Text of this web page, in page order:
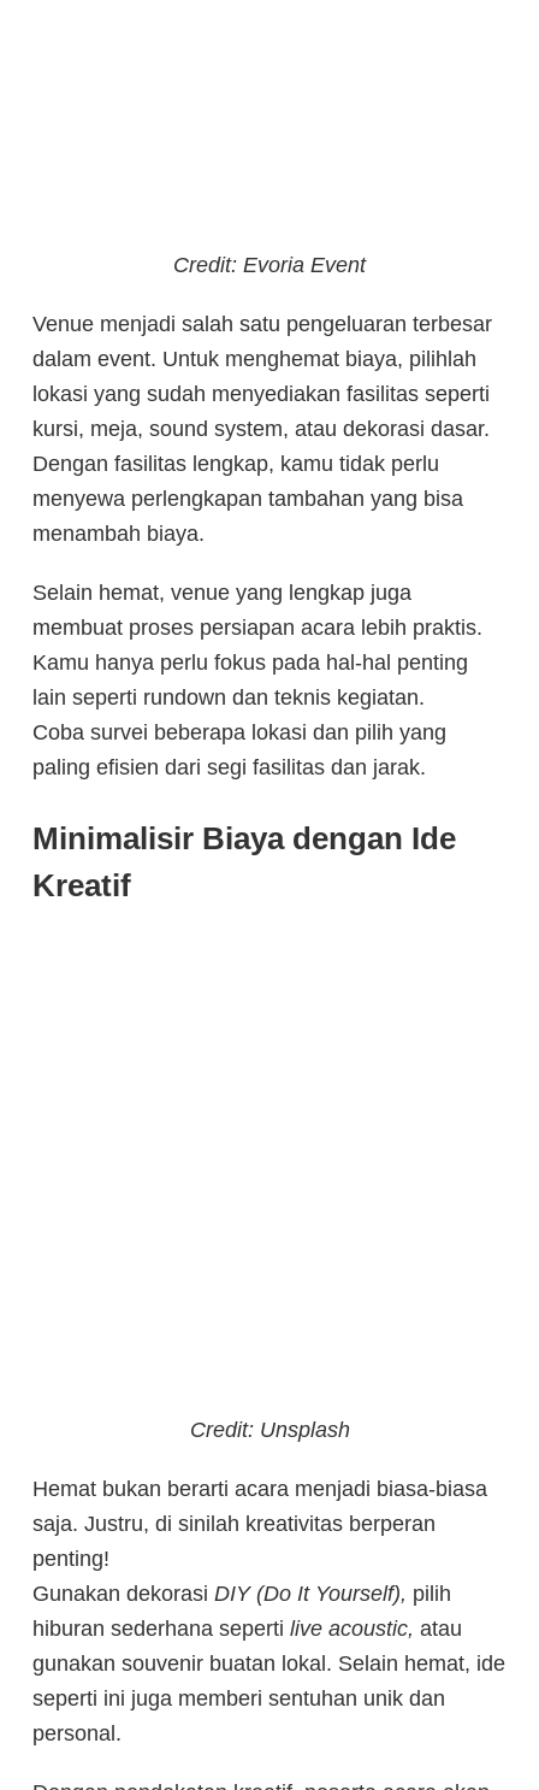
Credit: Evoria Event
Venue menjadi salah satu pengeluaran terbesar
dalam event. Untuk menghemat biaya, pilihlah
lokasi yang sudah menyediakan fasilitas seperti
kursi, meja, sound system, atau dekorasi dasar.
Dengan fasilitas lengkap, kamu tidak perlu
menyewa perlengkapan tambahan yang bisa
menambah biaya.
Selain hemat, venue yang lengkap juga
membuat proses persiapan acara lebih praktis.
Kamu hanya perlu fokus pada hal-hal penting
lain seperti rundown dan teknis kegiatan.
Coba survei beberapa lokasi dan pilih yang
paling efisien dari segi fasilitas dan jarak.
Minimalisir Biaya dengan Ide
Kreatif
Credit: Unsplash
Hemat bukan berarti acara menjadi biasa-biasa
saja. Justru, di sinilah kreativitas berperan
penting!
Gunakan dekorasi DIY (Do It Yourself), pilih
hiburan sederhana seperti live acoustic, atau
gunakan souvenir buatan lokal. Selain hemat, ide
seperti ini juga memberi sentuhan unik dan
personal.